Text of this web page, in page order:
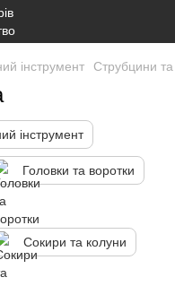
інструмент Струбцини
інструмент
Головки та воротки
Сокири та колуни